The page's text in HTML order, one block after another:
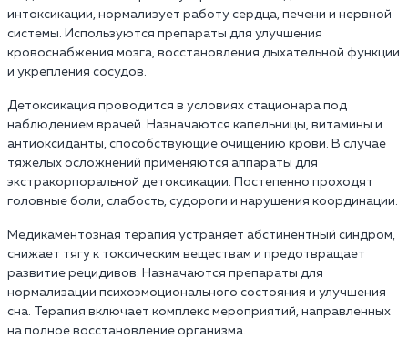
интоксикации, нормализует работу сердца, печени и нервной
системы. Используются препараты для улучшения
кровоснабжения мозга, восстановления дыхательной функции
и укрепления сосудов.
Детоксикация проводится в условиях стационара под
наблюдением врачей. Назначаются капельницы, витамины и
антиоксиданты, способствующие очищению крови. В случае
тяжелых осложнений применяются аппараты для
экстракорпоральной детоксикации. Постепенно проходят
головные боли, слабость, судороги и нарушения координации.
Медикаментозная терапия устраняет абстинентный синдром,
снижает тягу к токсическим веществам и предотвращает
развитие рецидивов. Назначаются препараты для
нормализации психоэмоционального состояния и улучшения
сна. Терапия включает комплекс мероприятий, направленных
на полное восстановление организма.